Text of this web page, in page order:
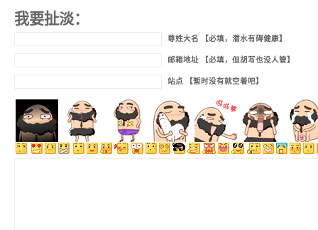
我要扯淡：
尊姓大名 【必填，潜水有碍健康】
邮箱地址 【必填，但胡写也没人管】
站点 【暂时没有就空着吧】